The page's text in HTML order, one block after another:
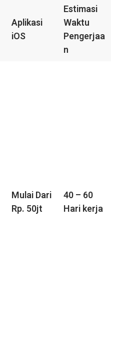
Aplikasi
iOS
Estimasi
Waktu
Pengerjaa
n
Mulai Dari
Rp. 50jt
40 – 60
Hari kerja